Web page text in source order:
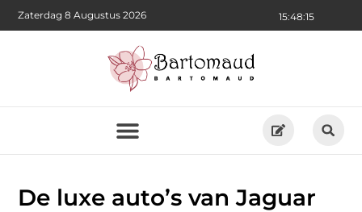
15:48:16
Zaterdag 8 Augustus 2026
De luxe auto’s van Jaguar